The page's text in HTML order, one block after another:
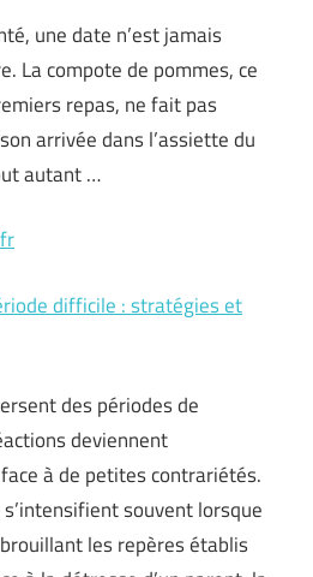
une date n’est jamais
La compote de pommes, ce
repas, ne fait pas
arrivée dans l’assiette du
autant …
difficile : stratégies et
des périodes de
deviennent
à de petites contrariétés.
souvent lorsque
les repères établis